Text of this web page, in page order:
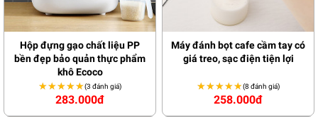
Hộp đựng gạo chất liệu PP
bền đẹp bảo quản thực phẩm
khô Ecoco
★★★★★
★★★★★(3 đánh giá)
283.000đ
Máy đánh bọt cafe cầm tay có
giá treo, sạc điện tiện lợi
★★★★★
★★★★★(8 đánh giá)
258.000đ